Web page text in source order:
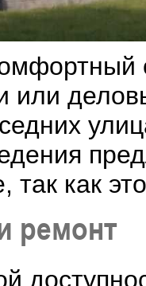
или
так как
ремонт